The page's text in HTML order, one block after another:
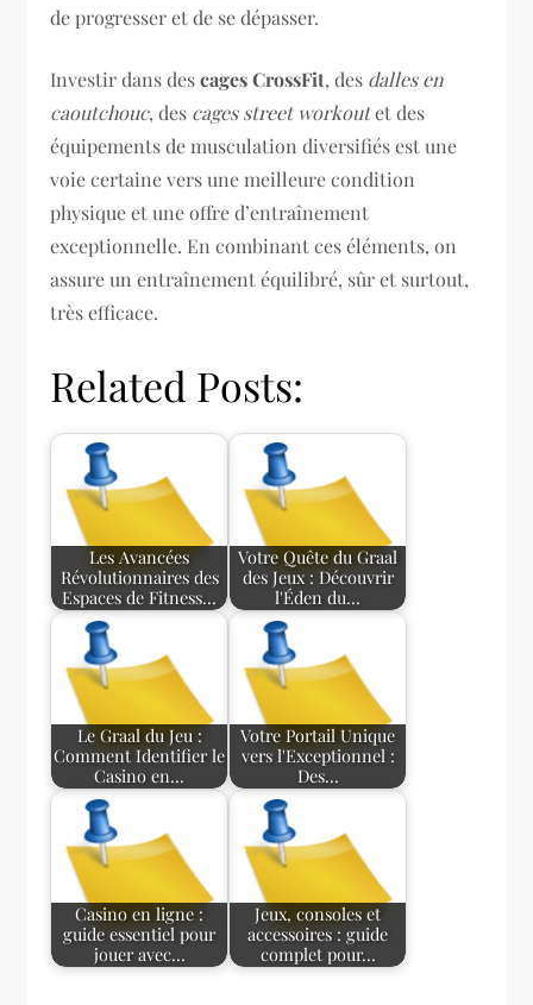
de progresser et de se dépasser.
Investir dans descages CrossFit, des dalles en
caoutchouc, des cages street workoutet des
équipements de musculation diversifiés est une
voie certaine vers une meilleure condition
physique et une offre d’entraînement
exceptionnelle. En combinant ces éléments, on
assure un entraînement équilibré, sûr et surtout,
très efficace.
Related Posts:
Les Avancées
Révolutionnaires des
Espaces de Fitness…
Votre Quête du Graal
des Jeux : Découvrir
l'Éden du…
Le Graal du Jeu :
Comment Identifier le
Casino en…
Votre Portail Unique
vers l'Exceptionnel :
Des…
Casino en ligne :
guide essentiel pour
jouer avec…
Jeux, consoles et
accessoires : guide
complet pour…